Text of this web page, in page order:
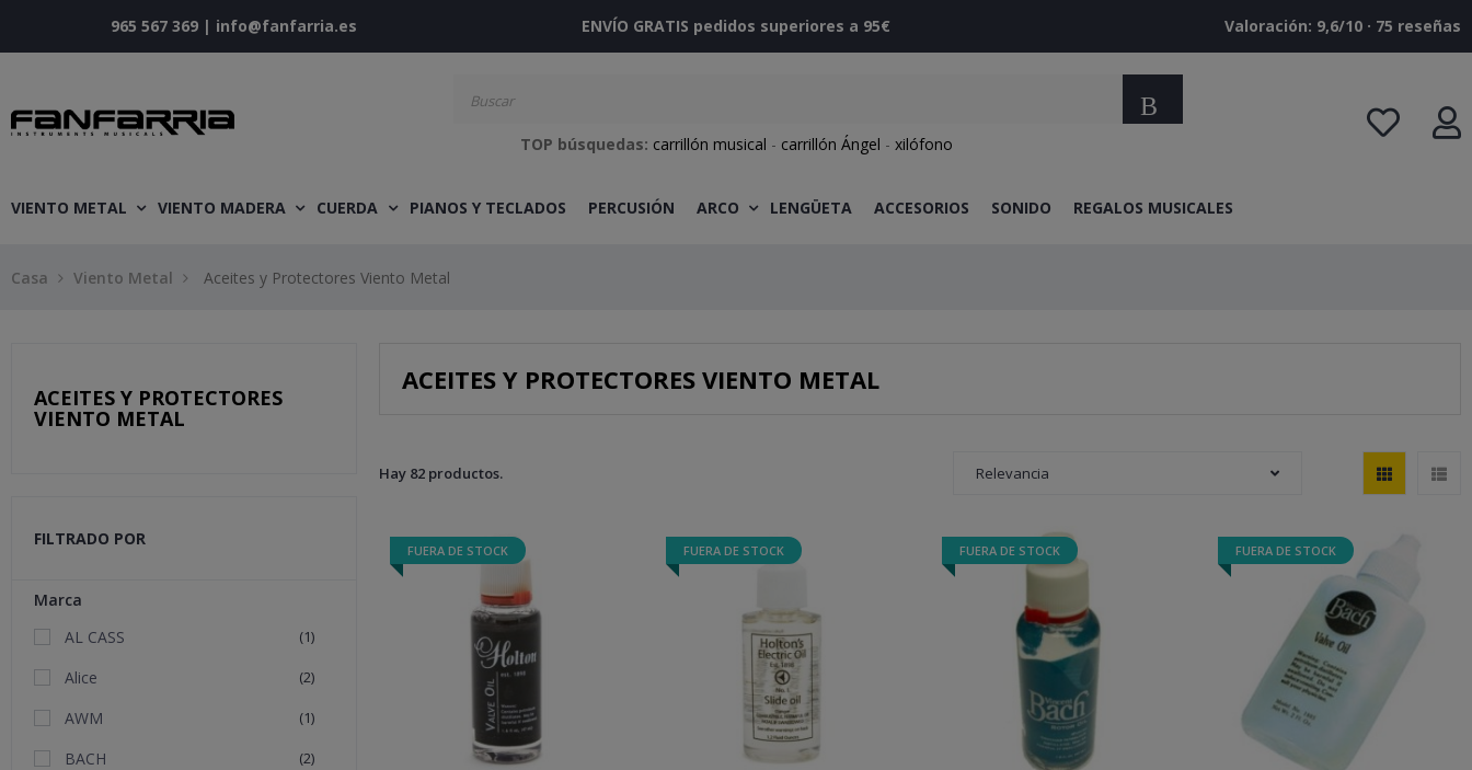
965 567 369 | info@fanfarria.es ENVÍO GRATIS pedidos superiores a 95€ Valoración: 9,6/10 · ‎75 reseñas
Buscar
TOP búsquedas: carrillón musical - carrillón Ángel - xilófono
VIENTO METAL VIENTO MADERA CUERDA PIANOS Y TECLADOS PERCUSIÓN ARCO LENGÜETA ACCESORIOS SONIDO REGALOS MUSICALES
Casa Viento Metal Aceites y Protectores Viento Metal
ACEITES Y PROTECTORES
VIENTO METAL
FILTRADO POR
Marca
AL CASS
(1)
Alice (2)
AWM (1)
BACH (2)
ACEITES Y PROTECTORES VIENTO METAL
Hay 82 productos. Relevancia
FUERA DE STOCK FUERA DE STOCK FUERA DE STOCK FUERA DE STOCK